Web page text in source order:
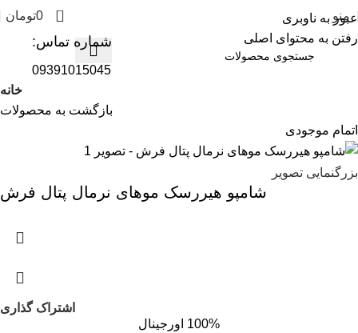
عبور به ناوبری
رفتن به محتوای اصلی
منو 0
0تومان
شماره تماس:
09391015045
خانه
بازگشت به محصولات
اتمام موجودی
بزرگنمایی تصویر
شامپو هیررسک موهای نرمال پتال فرش
اشتراک گذاری
100% اورجینال